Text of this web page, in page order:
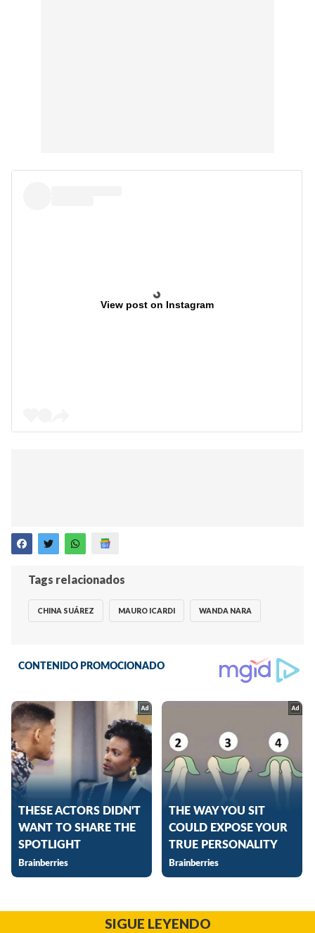
View post on Instagram
Tags relacionados
CHINA SUÁREZ MAURO ICARDI WANDA NARA
SIGUE LEYENDO